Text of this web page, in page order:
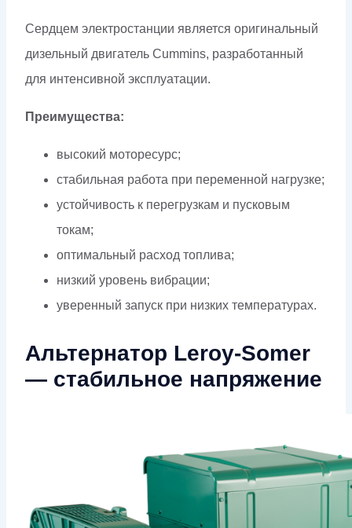
Сердцем электростанции является оригинальный
дизельный двигатель Cummins, разработанный
для интенсивной эксплуатации.
Преимущества:
высокий моторесурс;
стабильная работа при переменной нагрузке;
устойчивость к перегрузкам и пусковым
токам;
оптимальный расход топлива;
низкий уровень вибрации;
уверенный запуск при низких температурах.
Альтернатор Leroy-Somer
— стабильное напряжение